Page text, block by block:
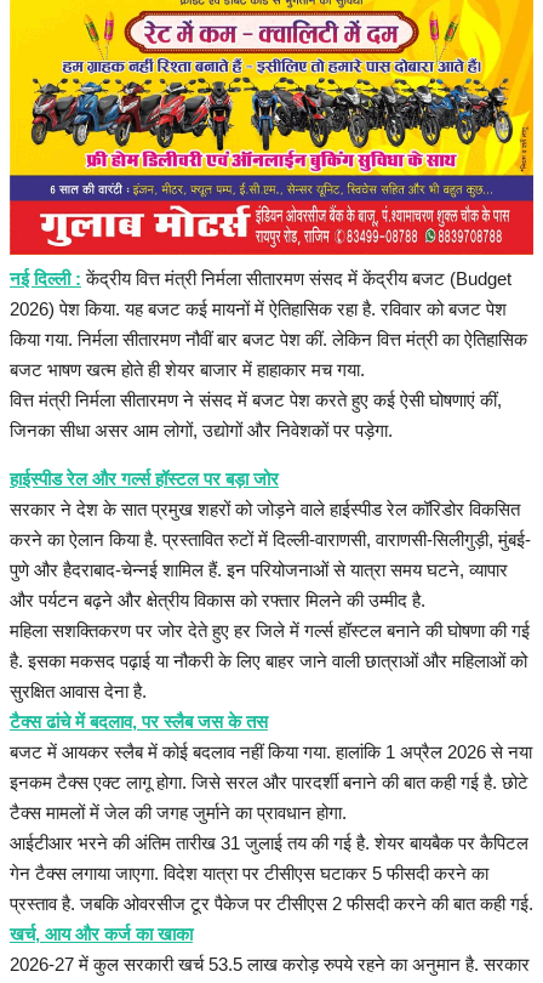
All
मैगज़ीन की लेख
प्रमुख खबर
हेल्थ
Language
English hindi
नई दिल्ली : केंद्रीय वित्त मंत्री निर्मला सीतारमण संसद में केंद्रीय बजट (Budget
2026) पेश किया. यह बजट कई मायनों में ऐतिहासिक रहा है. रविवार को बजट पेश
किया गया. निर्मला सीतारमण नौवीं बार बजट पेश कीं. लेकिन वित्त मंत्री का ऐतिहासिक
बजट भाषण खत्म होते ही शेयर बाजार में हाहाकार मच गया.
वित्त मंत्री निर्मला सीतारमण ने संसद में बजट पेश करते हुए कई ऐसी घोषणाएं कीं,
जिनका सीधा असर आम लोगों, उद्योगों और निवेशकों पर पड़ेगा.
हाईस्पीड रेल और गर्ल्स हॉस्टल पर बड़ा जोर
सरकार ने देश के सात प्रमुख शहरों को जोड़ने वाले हाईस्पीड रेल कॉरिडोर विकसित
करने का ऐलान किया है. प्रस्तावित रुटों में दिल्ली-वाराणसी, वाराणसी-सिलीगुड़ी, मुंबई-
पुणे और हैदराबाद-चेन्नई शामिल हैं. इन परियोजनाओं से यात्रा समय घटने, व्यापार
और पर्यटन बढ़ने और क्षेत्रीय विकास को रफ्तार मिलने की उम्मीद है.
महिला सशक्तिकरण पर जोर देते हुए हर जिले में गर्ल्स हॉस्टल बनाने की घोषणा की गई
है. इसका मकसद पढ़ाई या नौकरी के लिए बाहर जाने वाली छात्राओं और महिलाओं को
सुरक्षित आवास देना है.
टैक्स ढांचे में बदलाव, पर स्लैब जस के तस
बजट में आयकर स्लैब में कोई बदलाव नहीं किया गया. हालांकि 1 अप्रैल 2026 से नया
इनकम टैक्स एक्ट लागू होगा. जिसे सरल और पारदर्शी बनाने की बात कही गई है. छोटे
टैक्स मामलों में जेल की जगह जुर्माने का प्रावधान होगा.
आईटीआर भरने की अंतिम तारीख 31 जुलाई तय की गई है. शेयर बायबैक पर कैपिटल
गेन टैक्स लगाया जाएगा. विदेश यात्रा पर टीसीएस घटाकर 5 फीसदी करने का
प्रस्ताव है. जबकि ओवरसीज टूर पैकेज पर टीसीएस 2 फीसदी करने की बात कही गई.
खर्च, आय और कर्ज का खाका
2026-27 में कुल सरकारी खर्च 53.5 लाख करोड़ रुपये रहने का अनुमान है. सरकार